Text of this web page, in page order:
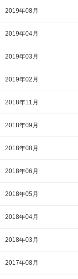
2019年08月
2019年04月
2019年03月
2019年02月
2018年11月
2018年09月
2018年08月
2018年06月
2018年05月
2018年04月
2018年03月
2017年08月